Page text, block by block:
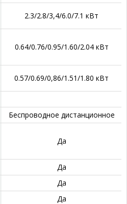
2.3/2.8/3,4/6.0/7.1 кВт
0.64/0.76/0.95/1.60/2.04 кВт
0.57/0.69/0,86/1.51/1.80 кВт
Беспроводное дистанционное
Да
Да
Да
Да